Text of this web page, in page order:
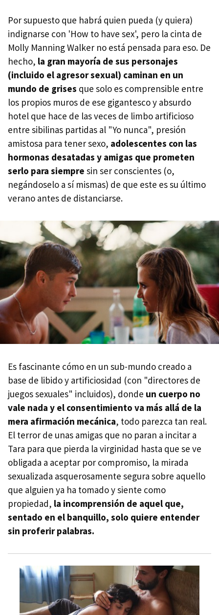
Por supuesto que habrá quien pueda (y quiera)
indignarse con 'How to have sex', pero la cinta de
Molly Manning Walker no está pensada para eso. De
hecho, la gran mayoría de sus personajes
(incluido el agresor sexual) caminan en un
mundo de grises que solo es comprensible entre
los propios muros de ese gigantesco y absurdo
hotel que hace de las veces de limbo artificioso
entre sibilinas partidas al "Yo nunca", presión
amistosa para tener sexo, adolescentes con las
hormonas desatadas y amigas que prometen
serlo para siempre sin ser conscientes (o,
negándoselo a sí mismas) de que este es su último
verano antes de distanciarse.
Es fascinante cómo en un sub-mundo creado a
base de libido y artificiosidad (con "directores de
juegos sexuales" incluidos), donde un cuerpo no
vale nada y el consentimiento va más allá de la
mera afirmación mecánica, todo parezca tan real.
El terror de unas amigas que no paran a incitar a
Tara para que pierda la virginidad hasta que se ve
obligada a aceptar por compromiso, la mirada
sexualizada asquerosamente segura sobre aquello
que alguien ya ha tomado y siente como
propiedad, la incomprensión de aquel que,
sentado en el banquillo, solo quiere entender
sin proferir palabras.